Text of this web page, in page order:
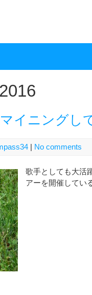
イニングし
| No comments
歌手としても大活
アーを開催してい